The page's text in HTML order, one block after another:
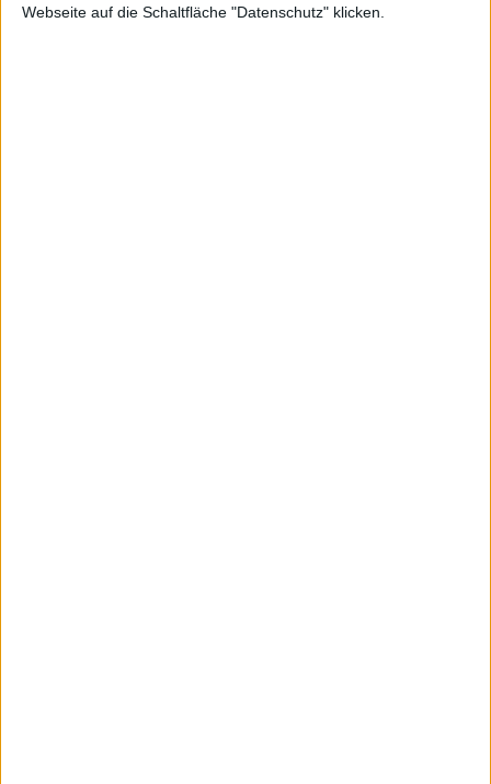
Webseite auf die Schaltfläche "Datenschutz" klicken.
Video auf YouTube, das es heute so nicht mehr gibt.